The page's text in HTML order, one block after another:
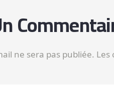
ne sera pas publiée. Les